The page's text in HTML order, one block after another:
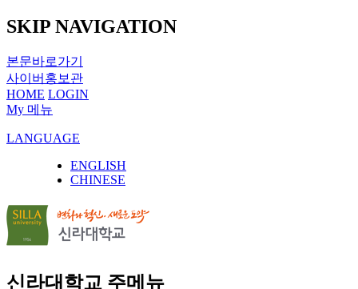
SKIP NAVIGATION
본문바로가기
사이버홍보관
HOME LOGIN
My 메뉴
LANGUAGE
ENGLISH
CHINESE
신라대학교 주메뉴